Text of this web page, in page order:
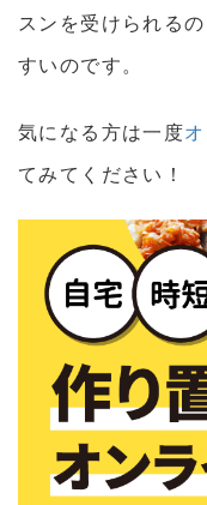
スンを受けられる
すいのです。
気になる方は一度
てみてください！